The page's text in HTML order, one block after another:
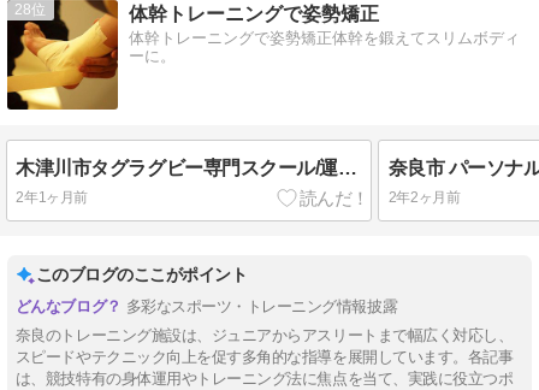
28 体幹トレーニングで姿勢矯正
体幹トレーニングで姿勢矯正体幹を鍛えてスリムボディ
ーに。
木津川市タグラグビー専門スクール/運動能力をあげる素晴らしい競技です！！
2年1ヶ月前 2年2ヶ月前
このブログのここがポイント
多彩なスポーツ・トレーニング情報披露
奈良のトレーニング施設は、ジュニアからアスリートまで幅広く対応し、
スピードやテクニック向上を促す多角的な指導を展開しています。各記事
は、競技特有の身体運用やトレーニング法に焦点を当て、実践に役立つポ